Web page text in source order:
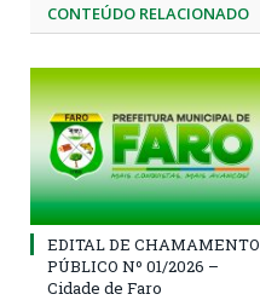
CONTEÚDO RELACIONADO
EDITAL DE CHAMAMENTO
PÚBLICO Nº 01/2026 –
Cidade de Faro